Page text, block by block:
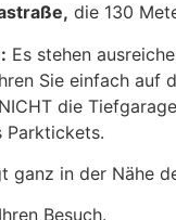
die 130
Es stehen
Sie einfach auf
die
Parktickets.
ganz in der Nähe
Besuch.